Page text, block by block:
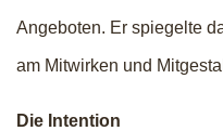
Angeboten. Er spiegelte
am Mitwirken und
Die Intention